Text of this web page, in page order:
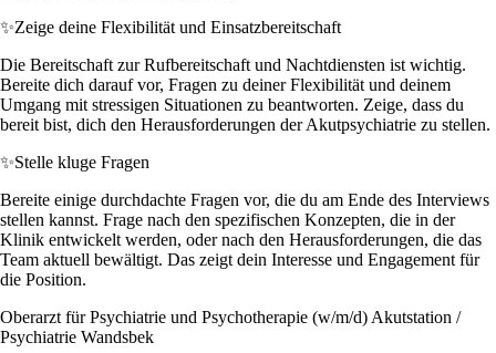
✨Zeige deine Flexibilität und Einsatzbereitschaft
Die Bereitschaft zur Rufbereitschaft und Nachtdiensten ist wichtig.
Bereite dich darauf vor, Fragen zu deiner Flexibilität und deinem
Umgang mit stressigen Situationen zu beantworten. Zeige, dass du
bereit bist, dich den Herausforderungen der Akutpsychiatrie zu stellen.
✨Stelle kluge Fragen
Bereite einige durchdachte Fragen vor, die du am Ende des Interviews
stellen kannst. Frage nach den spezifischen Konzepten, die in der
Klinik entwickelt werden, oder nach den Herausforderungen, die das
Team aktuell bewältigt. Das zeigt dein Interesse und Engagement für
die Position.
Oberarzt für Psychiatrie und Psychotherapie (w/m/d) Akutstation /
Psychiatrie Wandsbek